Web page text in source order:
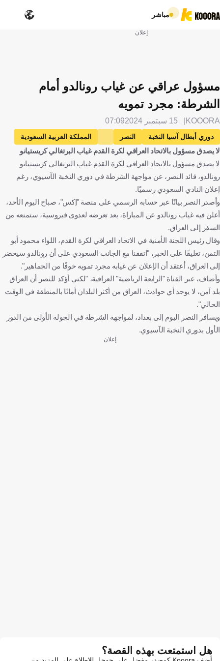
مباشر
إعلان
مسؤول عراقي عن غياب رونالدو أمام
الشرطة: مجرد تمويه
KOOORA 15 سبتمبر 2024 07:09
دوري أبطال آسيا النخبة النصر
المملكة العربية السعودية
الشرطة
العراق كريستيانو رونالدو البرتغال كرة قدم
لا يصدق مسؤول بالاتحاد العراقي لكرة القدم غياب البرتغالي كريستيانو
لا يصدق مسؤول بالاتحاد العراقي لكرة القدم غياب البرتغالي كريستيانو
رونالدو، قائد النصر، عن مواجهة الشرطة في دوري النخبة الآسيوي، رغم
إعلان النادي السعودي رسميًا.
وأصدر النصر بيانًا عبر حسابه الرسمي على منصة "إكس"، صباح اليوم الأحد،
أعلن فيه غياب رونالدو عن المباراة، بعد تعرضه لعدوى فيروسية، ستمنعه من
السفر إلى العراق.
وقال رئيس اللجنة الأمنية في الاتحاد العراقي لكرة القدم، اللواء محمود أبو
التمن، تعليقًا على الخبر، "اتفقنا مع الجانب السعودي على أن رونالدو سيحضر
إلى العراق، أعتقد أن الإعلان عن غيابه مجرد تمويه خوفًا من الجماهير".
وأضاف، عبر القناة "الرابعة الرياضية" العراقية، "لكني أؤكد للنصر أن العراق
بلد آمن، لا يوجد أي حوادث، العراق من أكثر البلدان أمانًا بالمنطقة في الوقت
الحالي".
ويسافر النصر اليوم إلى بغداد، لمواجهة الشرطة في الجولة الأولى من الدور
الأول بدوري النخبة الآسيوي.
إعلان
هل استمتعت بهذه القصة؟